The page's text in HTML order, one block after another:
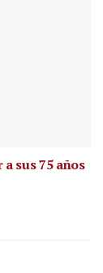
sus 75 años